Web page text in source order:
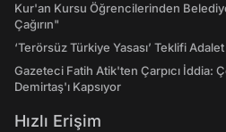
Kur'an Kursu Öğrencilerinden
Çağırın"
‘Terörsüz Türkiye Yasası’ Teklifi
Gazeteci Fatih Atik'ten Çarpıcı İddia:
Demirtaş'ı Kapsıyor
Hızlı Erişim